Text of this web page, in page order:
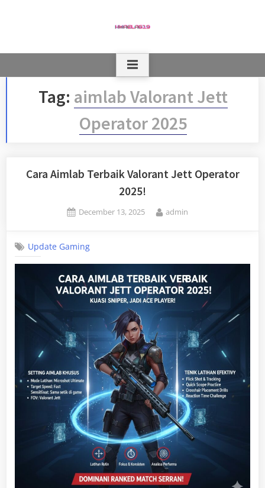
Tag: aimlab Valorant Jett
Operator 2025
Cara Aimlab Terbaik Valorant Jett Operator
2025!
Posted
December 13, 2025 By
admin
Update Gaming